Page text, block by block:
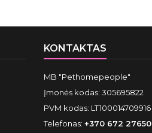
KONTAKTAS
MB "Pethomepeople"
Įmonės kodas: 305695822
PVM kodas: LT100014709916
Telefonas: +370 672 27650